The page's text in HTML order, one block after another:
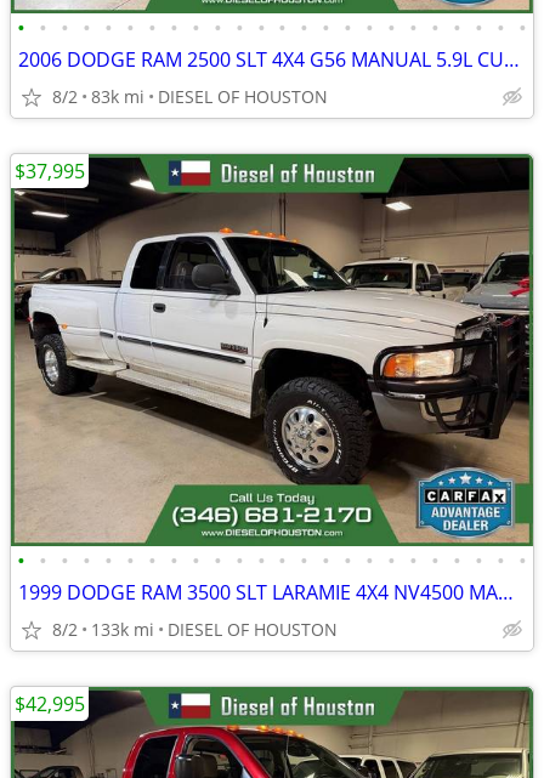
• • • • • • • • • • • • • • • • • • • • • • • •
2006 DODGE RAM 2500 SLT 4X4 G56 MANUAL 5.9L CUMMINS DIESEL
8/2 83k mi DIESEL OF HOUSTON
• • • • • • • • • • • • • • • • • • • • • • • •
1999 DODGE RAM 3500 SLT LARAMIE 4X4 NV4500 MANUAL 5.9L CUMMINS DIESEL
8/2 133k mi DIESEL OF HOUSTON
$37,995
$42,995